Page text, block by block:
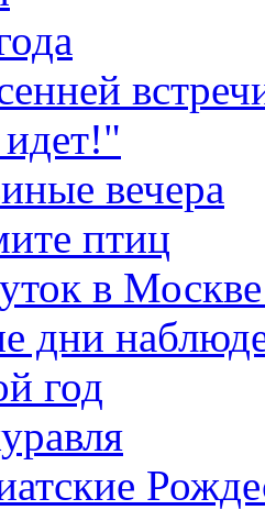
вечера
птиц
в
дни
год